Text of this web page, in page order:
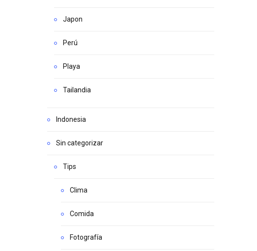
Japon
Perú
Playa
Tailandia
Indonesia
Sin categorizar
Tips
Clima
Comida
Fotografía